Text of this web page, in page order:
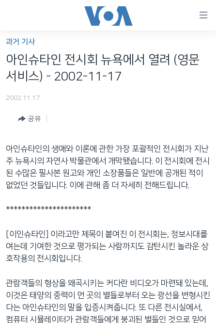
가
능
링
츠
로
이
비
게
이
으
로
이
세계
프로그램
언어 선택
과거 기사
아인슈타인 전시회 뉴욕에서 열려 (영문
서비스) - 2002-11-17
2002.11.17
공유
아인슈타인의 생애와 이론에 관한 가장 포괄적인 전시회가 지난
주 뉴욕시의 자연사 박물관에서 개막됐습니다. 이 전시회에 전시
된 수많은 필사본 원고와 개인 소장품들은 일반에 공개된 적이
없었던 것들입니다. 이에 관해 좀 더 자세히 전해드립니다.
**********************
[이인슈타인] 이라고만 제목이 붙여진 이 전시회는, 정보시대를
여는데 기여한 것으로 평가되는 사람까지도 감탄시킨 놀라운 상
호작용의 전시회입니다.
관람객들의 형상을 왜곡시키는 커다란 비디오가 마련돼 있는데,
이것은 태양의 중력이 먼 곳의 별들로부터 오는 광선을 변형시킨
다는 아인슈타인의 말을 입증시켜줍니다. 또 다른 전시실에서,
컴퓨터 시뮬레이터가 관람객들에게 붕괴된 별들인 것으로 믿어